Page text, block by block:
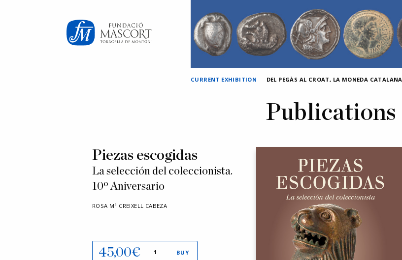
CURRENT EXHIBITION DEL PEGÀS AL CROAT, LA MONEDA
Publications
Piezas escogidas
La selección del coleccionista.
10º Aniversario
ROSA Mª CREIXELL CABEZA
45,00€ BUY